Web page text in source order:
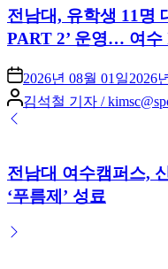
전남대, 유학생 11명
PART 2’ 운영… 여
2026년 08월 01일2026
Posted
by
김석철 기자 /
전남대 여수캠퍼스,
‘푸름제’ 성료